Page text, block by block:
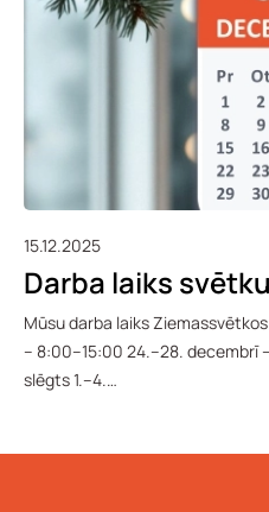
15.12.2025
Darba laiks
Mūsu darba laiks
– 8:00–15:00 24.–28. decembrī
slēgts 1.–4.…